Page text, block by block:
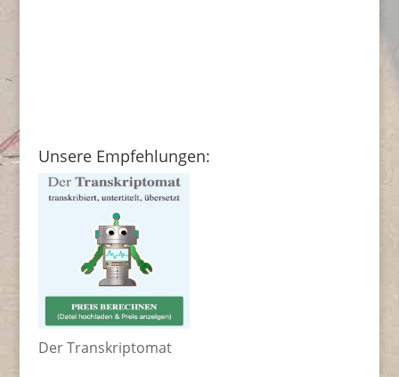
Unsere Empfehlungen:
Der Transkriptomat